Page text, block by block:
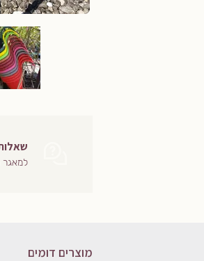
מוצרים דומים